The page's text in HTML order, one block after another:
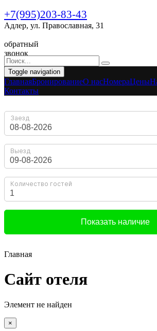
+7(995)203-83-43
Адлер, ул. Православная, 31
обратный
звонок
Toggle navigation
ГлавнаяБронированиеO насНомераЦены
Контакты
Главная
Сайт отеля
Элемент не найден
×